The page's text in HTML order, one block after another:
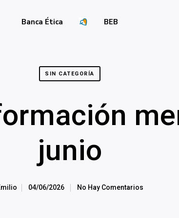
Banca Ética BEB
SIN CATEGORÍA
junio
04/06/2026 No Hay Comentarios